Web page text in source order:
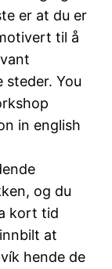
er at du er
til å
You
in english
og du
kort tid
at
hende de